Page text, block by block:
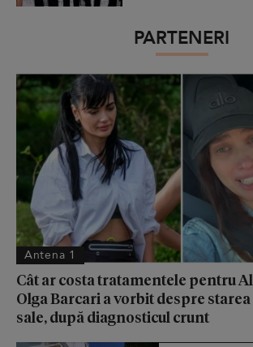
PARTENERI
Antena 1
Cât ar costa tratamentele pentru
Olga Barcari a vorbit despre
sale, după diagnosticul crunt